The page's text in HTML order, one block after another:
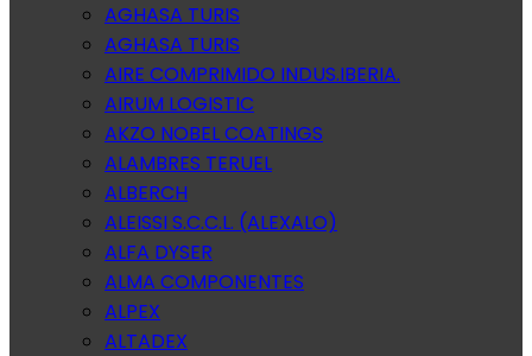
AGHASA TURIS
AGHASA TURIS
AIRE COMPRIMIDO INDUS.IBERIA.
AIRUM LOGISTIC
AKZO NOBEL COATINGS
ALAMBRES TERUEL
ALBERCH
ALEISSI S.C.C.L. (ALEXALO)
ALFA DYSER
ALMA COMPONENTES
ALPEX
ALTADEX